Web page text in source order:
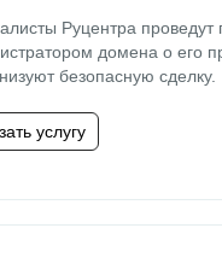
Руцентра проведут
домена о его
безопасную сделку.
услугу